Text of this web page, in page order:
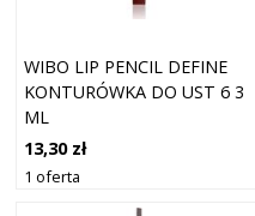
WIBO LIP PENCIL DEFINE
KONTURÓWKA DO UST 6 3
ML
13,30 zł
1 oferta